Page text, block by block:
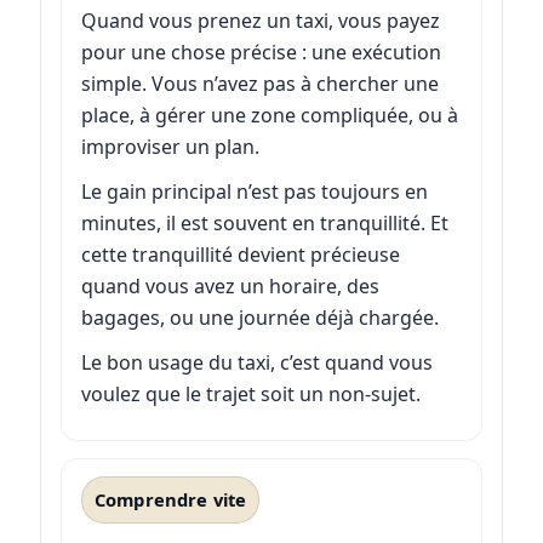
Quand vous prenez un taxi, vous payez
pour une chose précise : une exécution
simple. Vous n’avez pas à chercher une
place, à gérer une zone compliquée, ou à
improviser un plan.
Le gain principal n’est pas toujours en
minutes, il est souvent en tranquillité. Et
cette tranquillité devient précieuse
quand vous avez un horaire, des
bagages, ou une journée déjà chargée.
Le bon usage du taxi, c’est quand vous
voulez que le trajet soit un non-sujet.
Comprendre vite